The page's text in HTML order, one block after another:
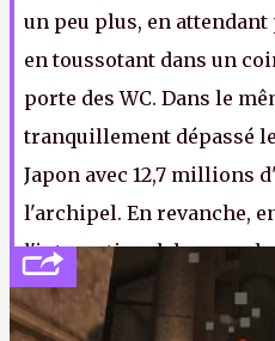
un peu plus, en
en toussotant dans un
porte des WC. Dans le
tranquillement dépassé
Japon avec 12,7 millions
l'archipel. En revanche,
l'international, la
derrière sa grande sœur,
consoles vendues,